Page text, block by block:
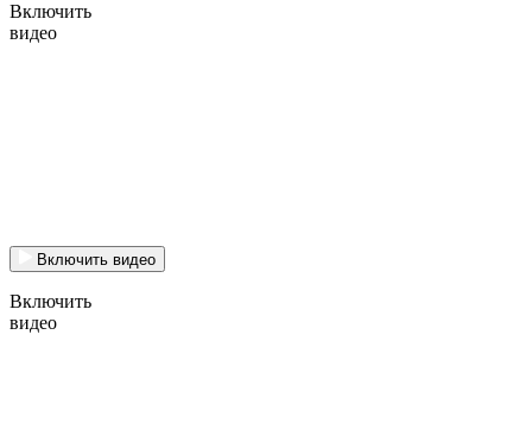
Включить
видео
Включить видео
Включить
видео